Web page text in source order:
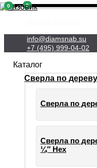
info@diamsnab.su
+7 (495) 999-04-02
0
Каталог
Сверла по дереву
Сверла по
Сверла по
¼″ Hex
0